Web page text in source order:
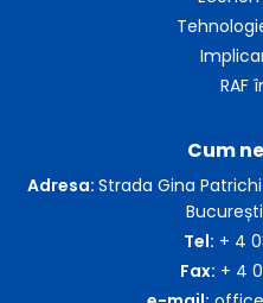
RAF
Cum
Adresa: Strada Gina
Tel: + 4
Fax: + 4